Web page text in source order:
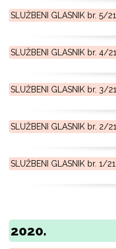
SLUŽBENI GLASNIK br. 5/21
SLUŽBENI GLASNIK br. 4/21
SLUŽBENI GLASNIK br. 3/21
SLUŽBENI GLASNIK br. 2/21
SLUŽBENI GLASNIK br. 1/21
2020.